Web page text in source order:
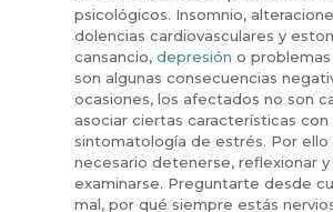
psicológicos. Insomnio,
dolencias cardiovasculares y
cansancio, depresión o
son algunas consecuencias
ocasiones, los afectados no son
asociar ciertas características con
sintomatología de estrés. Por ello
necesario detenerse, reflexionar
examinarse. Preguntarte desde
mal, por qué siempre estás